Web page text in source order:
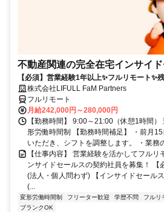
不動産関連の完全在宅インサイ
【必須】営業経験1年以上✨フルリモート✨
有 株式会社LIFULL FaM Partners
フルリモート
月給242,000円～280,000円
【勤務時間】 9:00～21:00（休憩1時間
形労働時間制 【勤務時間補足】 ・前月
いただき、シフトを調整します。 ・業務
【仕事内容】 営業経験を活かしてフルリ
ンサイドセールスの契約社員を募集！ 【
(法人・個人問わず) 【インサイドセール
(...
変形労働時間制 フリーター歓迎 学歴不問 フルリ
ブランクOK